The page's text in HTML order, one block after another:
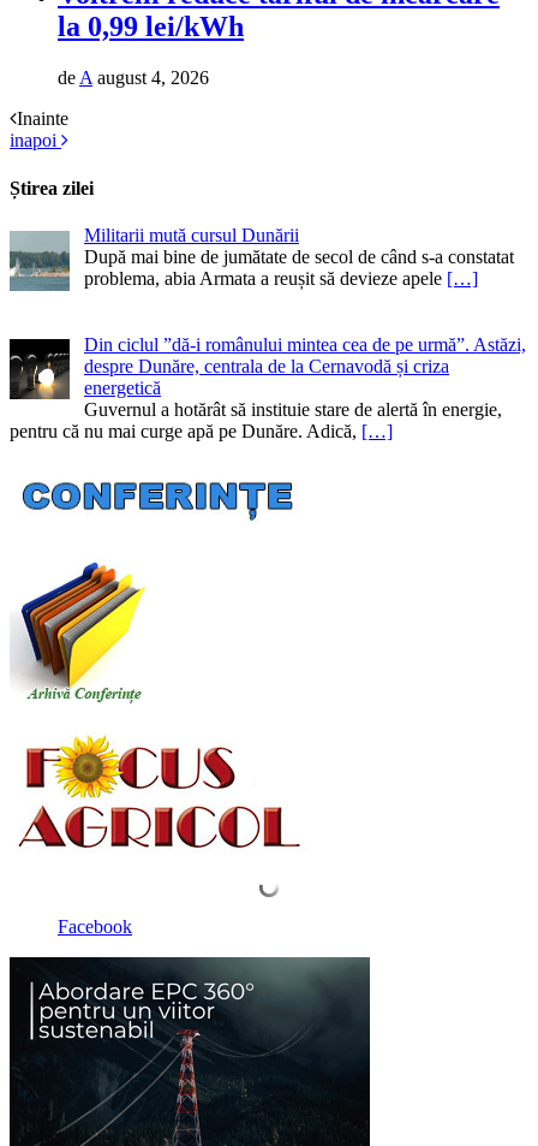
la 0,99 lei/kWh
de A august 4, 2026
Inainte
inapoi
Știrea zilei
Militarii mută cursul Dunării
După mai bine de jumătate de secol de când s-a constatat
problema, abia Armata a reușit să devieze apele […]
Din ciclul ”dă-i românului mintea cea de pe urmă”. Astăzi,
despre Dunăre, centrala de la Cernavodă și criza
energetică
Guvernul a hotărât să instituie stare de alertă în energie,
pentru că nu mai curge apă pe Dunăre. Adică, […]
Facebook